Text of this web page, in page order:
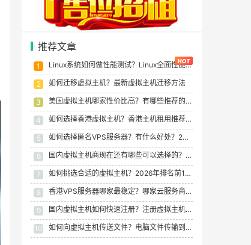
推荐文章
1 Linux系统如何做性能测试？Linux全面性能测试指南
2 如何迁移虚拟主机？最新虚拟主机迁移方法
3 美国虚拟主机哪家性价比高？有哪些推荐的吗？便宜好用的美国虚拟主机推荐
4 如何选择香港虚拟主机？香港主机租用推荐和香港虚拟主机2026年排行榜
5 如何选择匿名VPS服务器？有什么好处？2026年十大最佳匿名VPS托管服务提供商
6 国内虚拟主机商现在还有哪些可以选择的？国内虚拟主机选择建议
7 如何挑选合适的虚拟主机？2026年排名前10的虚拟主机最新盘点
8 香港VPS服务器哪家最稳定？哪家云服务商比较靠谱？2025年云主机测评与推荐
9 国内虚拟主机如何快速注册？注册虚拟主机的详细教程
10 如何向虚拟主机传送文件？电脑文件传输到虚拟主机的四种方法详解